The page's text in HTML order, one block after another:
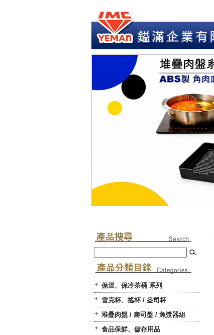
保溫、保冷茶桶 系列
雪克杯、搖杯 / 盎司杯
堆疊肉盤 / 壽司盤 / 魚漿器組
食品保鮮、儲存用品